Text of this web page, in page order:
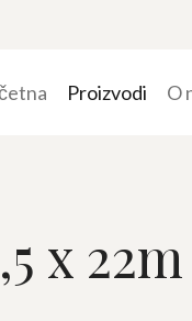
Proizvodi O
x